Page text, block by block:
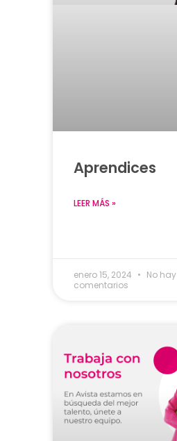
Aprendices
LEER MÁS »
enero 15, 2024
No hay
comentarios